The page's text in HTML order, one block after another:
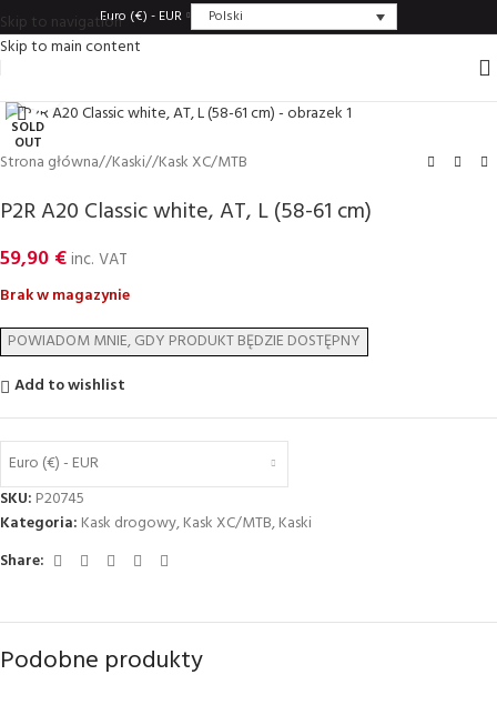
Skip to navigation
Skip to main content
Euro (€) - EUR Polski
SOLD
OUT
Strona główna/ Kaski/ Kask XC/MTB
P2R A20 Classic white, AT, L (58-61 cm)
59,90 €inc. VAT
Brak w magazynie
Add to wishlist
Euro (€) - EUR
SKU: P20745
Kategoria: Kask drogowy,Kask XC/MTB,Kaski
Share:
Podobne produkty